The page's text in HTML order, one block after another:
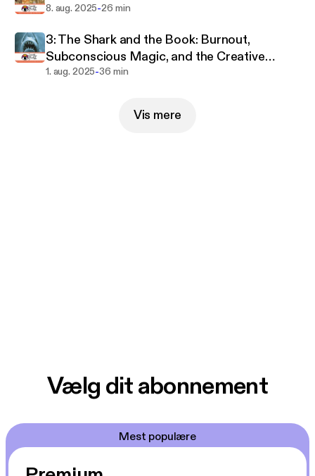
8. aug. 2025-26 min
3: The Shark and the Book: Burnout,
Subconscious Magic, and the Creative
Process
1. aug. 2025-36 min
Vis mere
Vælg dit abonnement
Mest populære